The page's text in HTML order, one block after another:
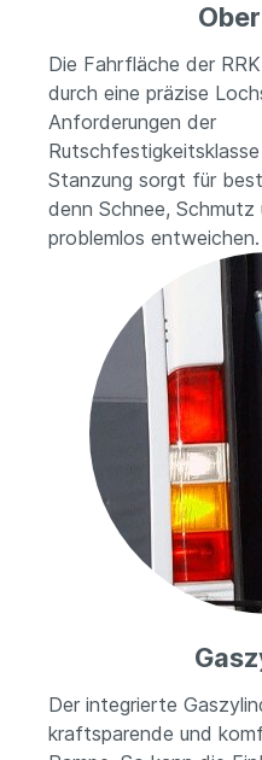
Die Fahrfläche der
durch eine präzise
Anforderungen der
Rutschfestigkeitsklasse
Stanzung sorgt für
denn Schnee, Schmutz
problemlos entweichen.
Der integrierte
kraftsparende und